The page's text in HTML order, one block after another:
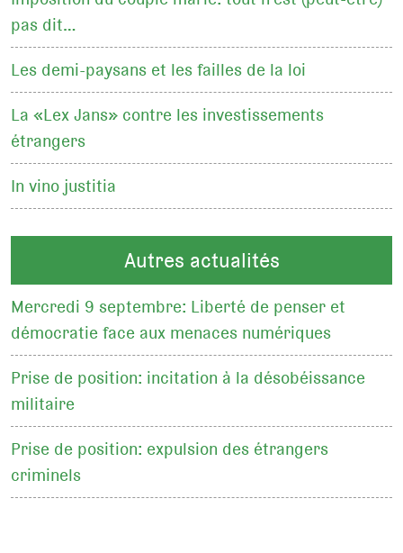
pas dit…
Les demi-paysans et les failles de la loi
La «Lex Jans» contre les investissements
étrangers
In vino justitia
Autres actualités
Mercredi 9 septembre: Liberté de penser et
démocratie face aux menaces numériques
Prise de position: incitation à la désobéissance
militaire
Prise de position: expulsion des étrangers
criminels